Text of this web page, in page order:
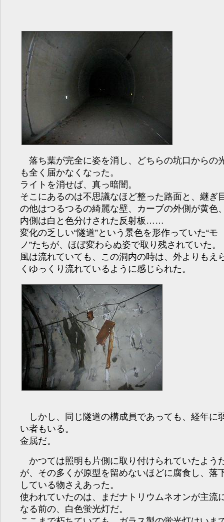
落ち葉が完全に姿を消し、どちらの坑口からの
も全く届かなくなった。
ライトを消せば、真っ暗闇。
そこにあるのは不思議なほど整った路面と、継ぎ
の他はつるつるの綺麗な壁、カーブの外側が黄色
内側は白と色分けされた反射板……
変化の乏しい“隧道”という景色を形作っていた“モ
ノ”たちが、ほぼ変わらぬ姿で取り残されていた。
風は流れていても、この洞内の時は、外よりもえ
くゆっくり流れているように感じられた。
しかし、同じ隧道の構成員であっても、経年に
い者もいる。
金属だ。
かつては照明も片側に取り付けられていたよう
が、その多くが原型を留めないほどに腐食し、落
している物さえあった。
使われていたのは、まだナトリウムネオンが主流
なる前の、白色蛍光灯だ。